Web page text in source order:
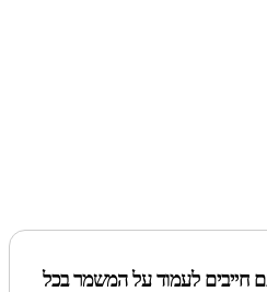
חייבים לעמוד על המשמר בכל